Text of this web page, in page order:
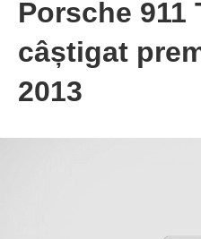
Porsche 911
câștigat
2013